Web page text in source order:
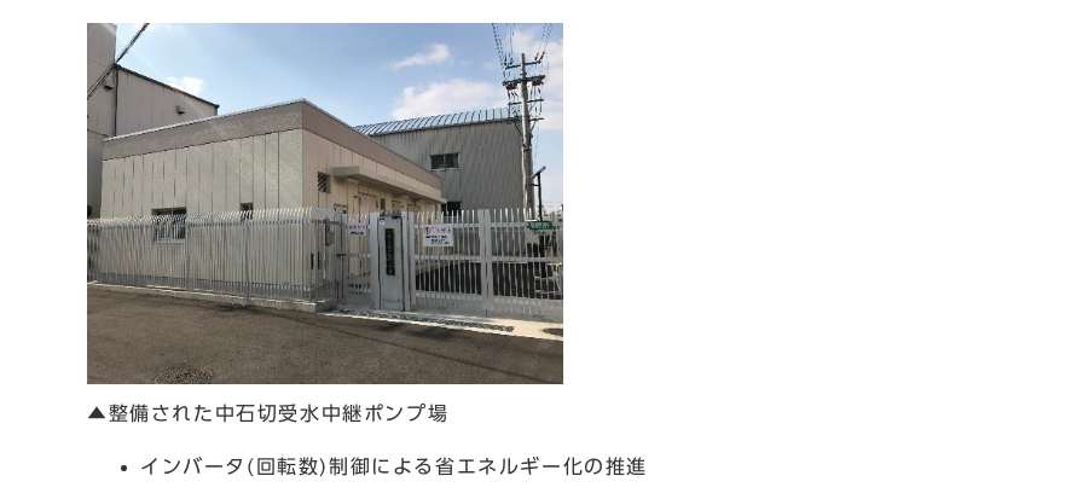
▲整備された中石切受水中継ポンプ場
インバータ(回転数)制御による省エネルギー化の推進